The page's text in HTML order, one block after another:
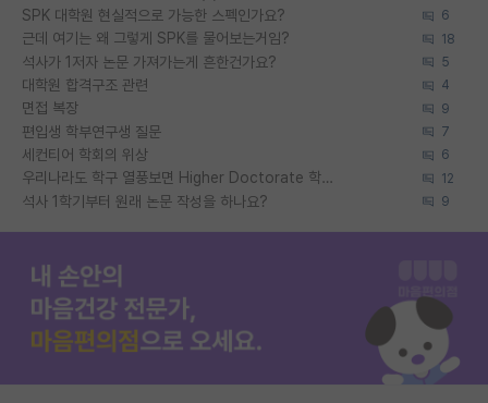
SPK 대학원 현실적으로 가능한 스펙인가요? 6
근데 여기는 왜 그렇게 SPK를 물어보는거임? 18
석사가 1저자 논문 가져가는게 흔한건가요? 5
대학원 합격구조 관련 4
면접 복장 9
편입생 학부연구생 질문 7
세컨티어 학회의 위상 6
우리나라도 학구 열풍보면 Higher Doctorate 학위가 필요하다고 봅니다. 12
석사 1학기부터 원래 논문 작성을 하나요? 9